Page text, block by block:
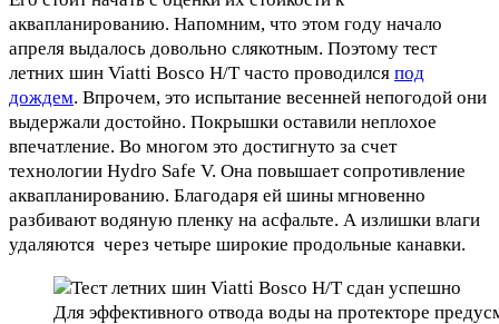
аквапланированию. Напомним, что этом году начало
апреля выдалось довольно слякотным. Поэтому тест
летних шин Viatti Bosco H/T часто проводился под
дождем. Впрочем, это испытание весенней непогодой они
выдержали достойно. Покрышки оставили неплохое
впечатление. Во многом это достигнуто за счет
технологии Hydro Safe V. Она повышает сопротивление
аквапланированию. Благодаря ей шины мгновенно
разбивают водяную пленку на асфальте. А излишки влаги
удаляются через четыре широкие продольные канавки.
Для эффективного отвода воды на протекторе